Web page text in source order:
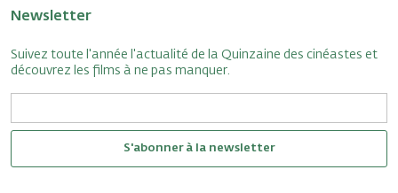
Newsletter
Suivez toute l'année l'actualité de la Quinzaine des cinéastes et
découvrez les films à ne pas manquer.
S'abonner à la newsletter